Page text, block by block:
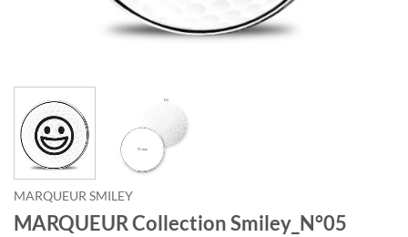
MARQUEUR SMILEY
MARQUEUR Collection Smiley_N°05